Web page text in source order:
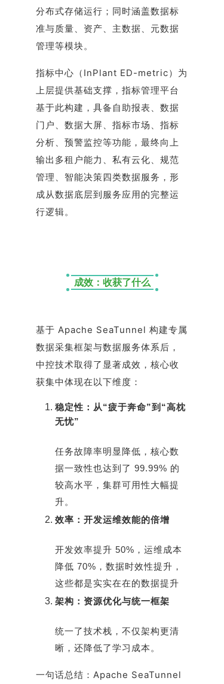
分布式存储运行；同时涵盖数据标
准与质量、资产、主数据、元数据
管理等模块。
指标中心（InPlant ED-metric）为
上层提供基础支撑，指标管理平台
基于此构建，具备自助报表、数据
门户、数据大屏、指标市场、指标
分析、预警监控等功能，最终向上
输出多租户能力、私有云化、规范
管理、智能决策四类数据服务，形
成从数据底层到服务应用的完整运
行逻辑。
成效：收获了什么
基于 Apache SeaTunnel 构建专属
数据采集框架与数据服务体系后，
中控技术取得了显著成效，核心收
获集中体现在以下维度：
稳定性：从“疲于奔命”到“高枕
无忧”
任务故障率明显降低，核心数
据一致性也达到了 99.99% 的
较高水平，集群可用性大幅提
升。
效率：开发运维效能的倍增
开发效率提升 50%，运维成本
降低 70%，数据时效性提升，
这些都是实实在在的数据提升
架构：资源优化与统一框架
统一了技术栈，不仅架构更清
晰，还降低了学习成本。
一句话总结：Apache SeaTunnel